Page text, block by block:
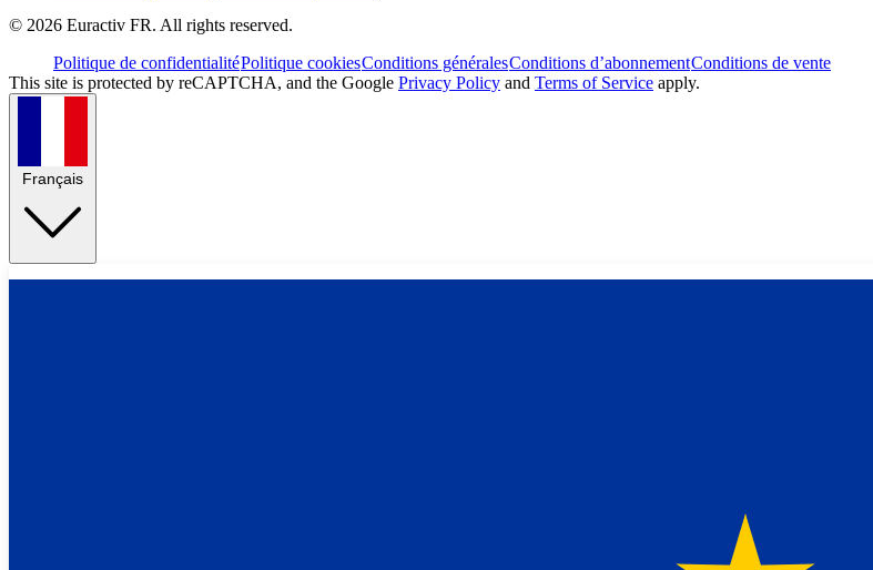
© 2026 Euractiv FR. All rights reserved.
Politique de confidentialitéPolitique cookiesConditions généralesConditions d’abonnementConditions de vente
This site is protected by reCAPTCHA, and the Google Privacy Policy and Terms of Service apply.
Français